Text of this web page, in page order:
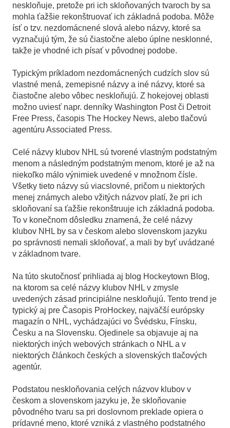
neskloňuje, pretože pri ich skloňovaných tvaroch by sa
mohla ťažšie rekonštruovať ich základná podoba. Môže
ísť o tzv. nezdomácnené slová alebo názvy, ktoré sa
vyznačujú tým, že sú čiastočne alebo úplne nesklonné,
takže je vhodné ich písať v pôvodnej podobe.
Typickým príkladom nezdomácnených cudzích slov sú
vlastné mená, zemepisné názvy a iné názvy, ktoré sa
čiastočne alebo vôbec neskloňujú. Z hokejovej oblasti
možno uviesť napr. denníky Washington Post či Detroit
Free Press, časopis The Hockey News, alebo tlačovú
agentúru Associated Press.
Celé názvy klubov NHL sú tvorené vlastným podstatným
menom a následným podstatným menom, ktoré je až na
niekoľko málo výnimiek uvedené v množnom čísle.
Všetky tieto názvy sú viacslovné, pričom u niektorých
menej známych alebo vžitých názvov platí, že pri ich
skloňovaní sa ťažšie rekonštruuje ich základná podoba.
To v konečnom dôsledku znamená, že celé názvy
klubov NHL by sa v českom alebo slovenskom jazyku
po správnosti nemali skloňovať, a mali by byť uvádzané
v základnom tvare.
Na túto skutočnosť prihliada aj blog Hockeytown Blog,
na ktorom sa celé názvy klubov NHL v zmysle
uvedených zásad principiálne neskloňujú. Tento trend je
typický aj pre Časopis ProHockey, najväčší európsky
magazín o NHL, vychádzajúci vo Švédsku, Fínsku,
Česku a na Slovensku. Ojedinele sa objavuje aj na
niektorých iných webových stránkach o NHL a v
niektorých článkoch českých a slovenských tlačových
agentúr.
Podstatou neskloňovania celých názvov klubov v
českom a slovenskom jazyku je, že skloňovanie
pôvodného tvaru sa pri doslovnom preklade opiera o
prídavné meno, ktoré vzniká z vlastného podstatného